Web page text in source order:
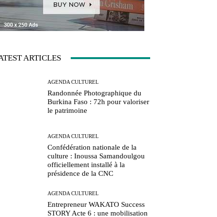
ARTICLES
AGENDA CULTUREL
Randonnée Photographique du
Burkina Faso : 72h pour valoriser
le patrimoine
AGENDA CULTUREL
Confédération nationale de la
culture : Inoussa Samandoulgou
officiellement installé à la
présidence de la CNC
AGENDA CULTUREL
Entrepreneur WAKATO Success
STORY Acte 6 : une mobilisation